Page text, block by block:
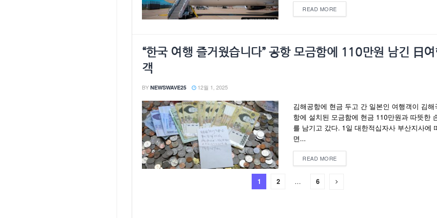
READ MORE
“한국 여행 즐거웠습니다” 공항 모금함에 110만원 남긴 日여
객
BY NEWSWAVE25 12월 1, 2025
김해공항에 현금 두고 간 일본인 여행객이 김해
항에 설치된 모금함에 현금 110만원과 따뜻한
를 남기고 갔다. 1일 대한적십자사 부산지사에
면...
READ MORE
1 2 … 6